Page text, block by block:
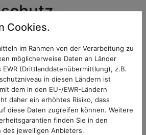
– Ihre
und
Lösung!
sind in über 100
und so optimal auf Ihre
und Anforderungen
sich passgenau einsetzen
Cookies.
im Rahmen von der Verarbeitung zu
möglicherweise Daten an Länder
(Drittlanddatenübermittlung), z.B.
in diesen Ländern ist
dem in den EU-/EWR-Ländern
daher ein erhöhtes Risiko, dass
diese Daten zugreifen können. Weitere
finden Sie in den
des jeweiligen Anbieters.